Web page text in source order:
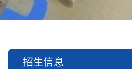
招生信息